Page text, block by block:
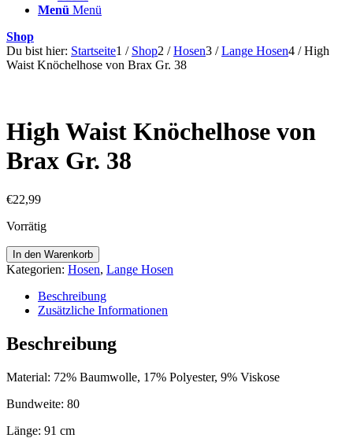
Menü Menü
Shop
Du bist hier: Startseite1 / Shop2 / Hosen3 / Lange Hosen4 / High
Waist Knöchelhose von Brax Gr. 38
High Waist Knöchelhose von
Brax Gr. 38
€22,99
Vorrätig
High
Waist
Knöchelhose
Brax
38
Menge
In den Warenkorb
Kategorien: Hosen, Lange Hosen
Beschreibung
Zusätzliche Informationen
Beschreibung
Material: 72% Baumwolle, 17% Polyester, 9% Viskose
Bundweite: 80
Länge: 91 cm